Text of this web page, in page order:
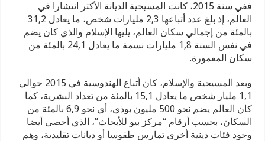
ففي سنة 2015، كانت المسيحية الديانة الأكثر انتشارا في
العالم، إذ بلغ عدد أتباعها 2,3 مليارات شخص، ما يعادل 31,2
بالمئة من إجمالي سكان العالم، يليها الإسلام والذي كان يضم
في نفس السنة 1,8 مليارات نسمة ما يعادل 24,1 بالمئة من
سكان المعمورة.
وبعد المسيحية والإسلام، كان أتباع الهندوسية في 2015 حوالي
1,1 مليار شخص ما يعادل 15,1 بالمئة من تعداد البشرية، كما
كان العالم يضم نحو 500 مليون بوذي، أي نحو 6,9 بالمئة من
السكان، بحسب أرقام “مركز بيو للأبحاث”، الذي أحصى أيضا
وجود فئات دينية أخرى تمارس طقوسا أو ديانات تقليدية، وهم